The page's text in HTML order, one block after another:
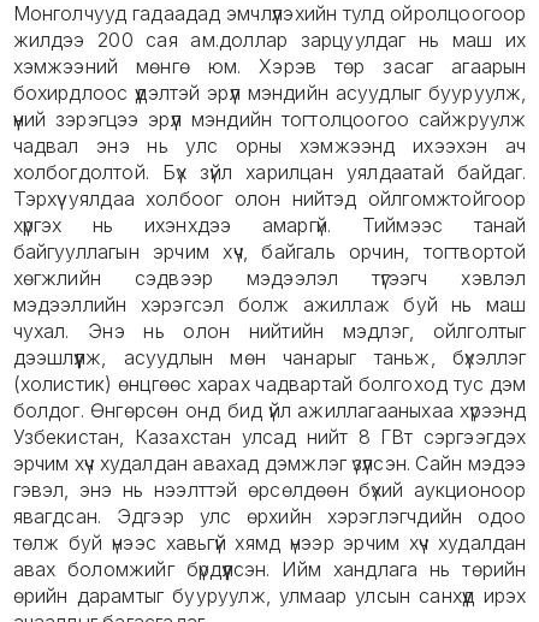
Монголчууд гадаадад эмчлүүлэхийн тулд ойролцоогоор
жилдээ 200 сая ам.доллар зарцуулдаг нь маш их
хэмжээний мөнгө юм. Хэрэв төр засаг агаарын
бохирдлоос үүдэлтэй эрүүл мэндийн асуудлыг бууруулж,
үүний зэрэгцээ эрүүл мэндийн тогтолцоогоо сайжруулж
чадвал энэ нь улс орны хэмжээнд ихээхэн ач
холбогдолтой. Бүх зүйл харилцан уялдаатай байдаг.
Тэрхүү уялдаа холбоог олон нийтэд ойлгомжтойгоор
хүргэх нь ихэнхдээ амаргүй. Тиймээс танай
байгууллагын эрчим хүч, байгаль орчин, тогтвортой
хөгжлийн сэдвээр мэдээлэл түгээгч хэвлэл
мэдээллийн хэрэгсэл болж ажиллаж буй нь маш
чухал. Энэ нь олон нийтийн мэдлэг, ойлголтыг
дээшлүүлж, асуудлын мөн чанарыг таньж, бүхэллэг
(холистик) өнцгөөс харах чадвартай болгоход тус дэм
болдог. Өнгөрсөн онд бид үйл ажиллагааныхаа хүрээнд
Узбекистан, Казахстан улсад нийт 8 ГВт сэргээгдэх
эрчим хүч худалдан авахад дэмжлэг үзүүлсэн. Сайн мэдээ
гэвэл, энэ нь нээлттэй өрсөлдөөн бүхий аукционоор
явагдсан. Эдгээр улс өрхийн хэрэглэгчдийн одоо
төлж буй үнээс хавьгүй хямд үнээр эрчим хүч худалдан
авах боломжийг бүрдүүлсэн. Ийм хандлага нь төрийн
өрийн дарамтыг бууруулж, улмаар улсын санхүүд ирэх